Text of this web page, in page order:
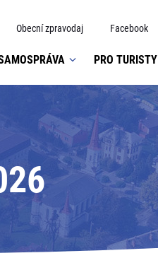
Obecní zpravodaj Facebook
PRO TURISTY